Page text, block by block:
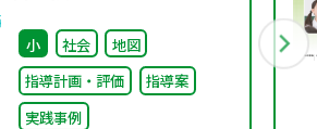
小 社会
地図
指導計画・評価
指導案
実践事例